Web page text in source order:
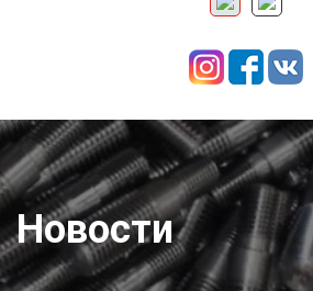
Новости